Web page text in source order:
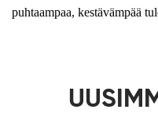
puhtaampaa, kestävämpää